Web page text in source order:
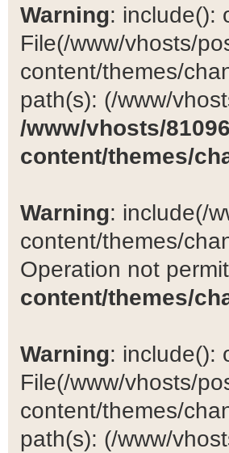
Warning: include():
File(/www/vhosts/
content/themes/
path(s): (/www/
/www/vhosts/
content/themes/
Warning: include(/
content/themes/
Operation not
content/themes/
Warning: include():
File(/www/vhosts/
content/themes/
path(s): (/www/